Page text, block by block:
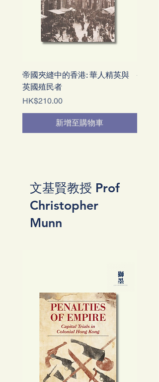
帝國夾縫中的香港: 華人精英與
英國殖民者
價格
HK$210.00
新增至購物車
香港簡
文基賢教授 Prof
Christopher
Munn